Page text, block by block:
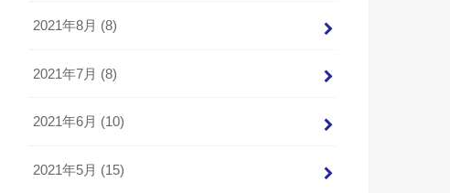
2021年8月 (8)
2021年7月 (8)
2021年6月 (10)
2021年5月 (15)